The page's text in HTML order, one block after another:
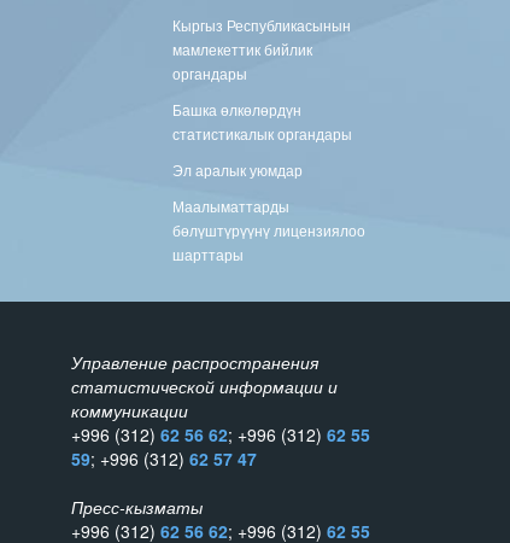
Кыргыз Республикасынын
мамлекеттик бийлик
органдары
Башка өлкөлөрдүн
статистикалык органдары
Эл аралык уюмдар
Маалыматтарды
бөлүштүрүүнү лицензиялоо
шарттары
Управление распространения
статистической информации и
коммуникации
+996 (312) 62 56 62; +996 (312) 62 55
59; +996 (312) 62 57 47
Пресс-кызматы
+996 (312) 62 56 62; +996 (312) 62 55